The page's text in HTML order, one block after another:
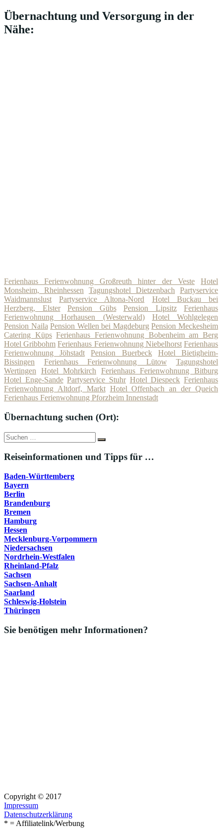
Übernachtung und Versorgung in der
Nähe:
Ferienhaus Ferienwohnung Großreuth hinter der Veste
Hotel
Monsheim, Rheinhessen
Tagungshotel Dietzenbach
Partyservice
Waidmannslust
Partyservice Altona-Nord
Hotel Buckau bei
Herzberg, Elster
Pension Gübs Pension Lipsitz
Ferienhaus
Ferienwohnung Horhausen (Westerwald)
Hotel Wohlgelegen
Pension Naila Pension Wellen bei Magdeburg Pension Meckesheim
Catering Küps Ferienhaus Ferienwohnung Bobenheim am Berg
Hotel Gribbohm Ferienhaus Ferienwohnung Niebelhorst Ferienhaus
Ferienwohnung Jöhstadt
Pension Buerbeck
Hotel Bietigheim-
Bissingen
Ferienhaus Ferienwohnung Lütow
Tagungshotel
Wertingen
Hotel Mohrkirch
Ferienhaus Ferienwohnung Bitburg
Hotel Enge-Sande Partyservice Stuhr Hotel Diespeck Ferienhaus
Ferienwohnung Altdorf, Markt Hotel Offenbach an der Queich
Ferienhaus Ferienwohnung Pforzheim Innenstadt
Übernachtung suchen (Ort):
Suche
nach:
Suchen
Reiseinformationen und Tipps für …
Baden-Württemberg
Bayern
Berlin
Brandenburg
Bremen
Hamburg
Hessen
Mecklenburg-Vorpommern
Niedersachsen
Nordrhein-Westfalen
Rheinland-Pfalz
Sachsen
Sachsen-Anhalt
Saarland
Schleswig-Holstein
Thüringen
Sie benötigen mehr Informationen?
Copyright © 2017
Impressum
Datenschutzerklärung
* = Affiliatelink/Werbung